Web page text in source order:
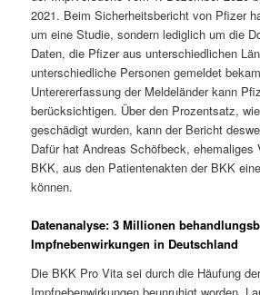
2021. Beim Sicherheitsbericht von Pfizer
um eine Studie, sondern lediglich um die
Daten, die Pfizer aus unterschiedlichen
unterschiedliche Personen gemeldet
Unterererfassung der Meldeländer kann
berücksichtigen. Über den Prozentsatz,
geschädigt wurden, kann der Bericht
Dafür hat Andreas Schöfbeck, ehemaliges
BKK, aus den Patientenakten der BKK
können.
Datenanalyse: 3 Millionen
Impfnebenwirkungen in Deutschland
Die BKK Pro Vita sei durch die Häufung